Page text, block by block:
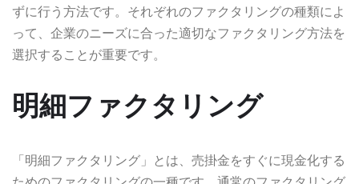
ずに行う方法です。それぞれのファクタリングの種類によ
って、企業のニーズに合った適切なファクタリング方法を
選択することが重要です。
明細ファクタリング
「明細ファクタリング」とは、売掛金をすぐに現金化する